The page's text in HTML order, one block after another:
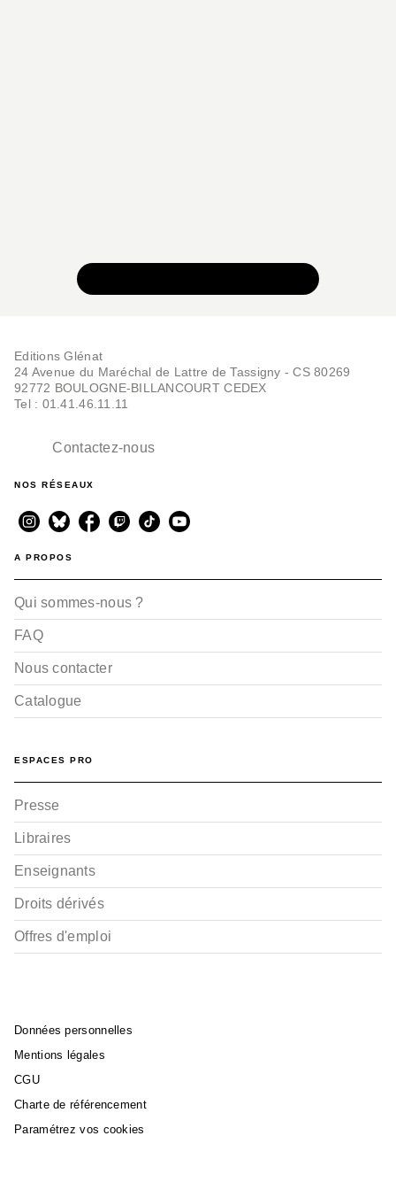
Editions Glénat
24 Avenue du Maréchal de Lattre de Tassigny - CS 80269
92772 BOULOGNE-BILLANCOURT CEDEX
Tel : 01.41.46.11.11
Contactez-nous
NOS RÉSEAUX
A PROPOS
Qui sommes-nous ?
FAQ
Nous contacter
Catalogue
ESPACES PRO
Presse
Libraires
Enseignants
Droits dérivés
Offres d'emploi
Données personnelles
Mentions légales
CGU
Charte de référencement
Paramétrez vos cookies